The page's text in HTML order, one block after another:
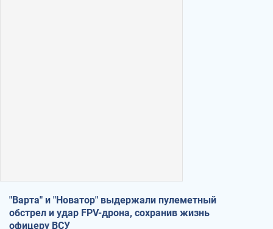
"Варта" и "Новатор" выдержали пулеметный
обстрел и удар FPV-дрона, сохранив жизнь
офицеру ВСУ